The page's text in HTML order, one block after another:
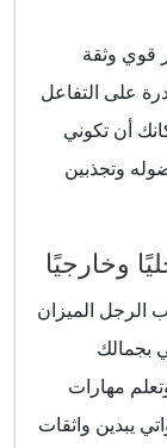
قوي وثقة
على التفاعل
أن تكوني
وتجذبين
الرجل الميزان
بجمالك
مهارات
يبدين واثقات